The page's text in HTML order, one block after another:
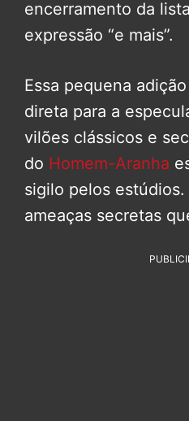
encerramento da
expressão “e mais”.
Essa pequena
direta para a
vilões clássicos e
do Homem-Aranha
sigilo pelos
ameaças secretas